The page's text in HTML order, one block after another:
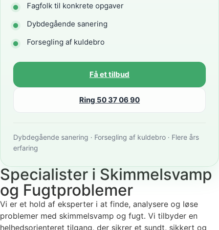
Fagfolk til konkrete opgaver
Dybdegående sanering
Forsegling af kuldebro
Få et tilbud
Ring 50 37 06 90
Dybdegående sanering · Forsegling af kuldebro · Flere års
erfaring
Specialister i Skimmelsvamp
og Fugtproblemer
Vi er et hold af eksperter i at finde, analysere og løse
problemer med skimmelsvamp og fugt. Vi tilbyder en
helhedsorienteret tilgang, der sikrer et sundt, sikkert og